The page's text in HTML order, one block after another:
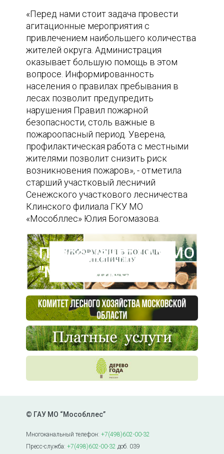
«Перед нами стоит задача провести
агитационные мероприятия с
привлечением наибольшего количества
жителей округа. Администрация
оказывает большую помощь в этом
вопросе. Информированность
населения о правилах пребывания в
лесах позволит предупредить
нарушения Правил пожарной
безопасности, столь важные в
пожароопасный период. Уверена,
профилактическая работа с местными
жителями позволит снизить риск
возникновения пожаров», - отметила
старший участковый лесничий
Сенежского участкового лесничества
Клинского филиала ГКУ МО
«Мособллес» Юлия Богомазова.
Пресс-центр ГАУ МО
"Мособллес"
© ГАУ МО “Мособллес”
Многоканальный телефон:+7(498)602-00-32
Пресс-служба:+7(498)602-00-32 доб. 039